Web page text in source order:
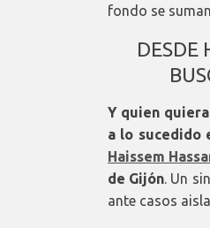
fondo se
DESDE
Y quien
a lo sucedido
Haissem
de Gijón. Un
ante casos